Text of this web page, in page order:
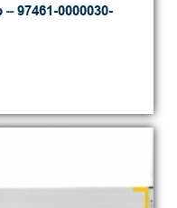
97461-0000030-